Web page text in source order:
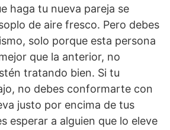
haga tu nueva pareja se
de aire fresco. Pero debes
solo porque esta persona
que la anterior, no
tratando bien. Si tu
no debes conformarte con
justo por encima de tus
esperar a alguien que lo eleve